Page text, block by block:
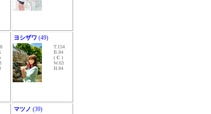
ヨシザワ (49)
T.154
B.84
( C )
W.63
H.84
マツノ (39)